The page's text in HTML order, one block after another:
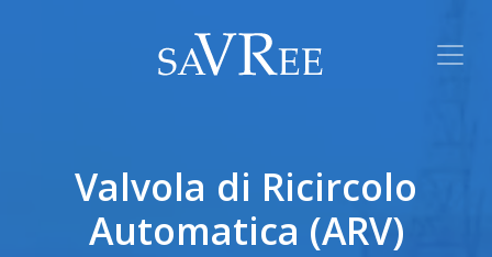
Valvola di Ricircolo
Automatica (ARV)